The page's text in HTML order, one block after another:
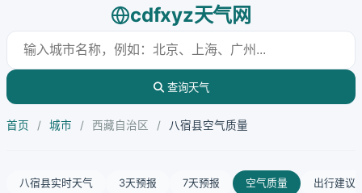
cdfxyz天气网
查询天气
首页 / 城市 / 西藏自治区 / 八宿县空气质量
八宿县实时天气 3天预报 7天预报 空气质量 出行建议